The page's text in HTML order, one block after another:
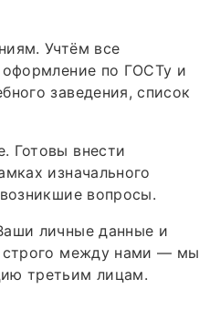
Учтём все
оформление по ГОСТу и
заведения, список
Готовы внести
изначального
вопросы.
личные данные и
строго между нами — мы
третьим лицам.